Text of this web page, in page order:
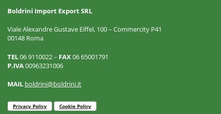
Boldrini Import Export SRL
Viale Alexandre Gustave Eiffel, 100 – Commercity P41
00148 Roma
TEL06 9110022 – FAX06 65001791
P.IVA00963231006
MAIL boldrini@boldrini.it
Privacy Policy Cookie Policy